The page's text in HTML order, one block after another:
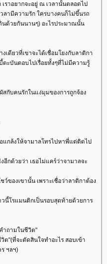
เราอยากจะอยู่ ณ เวลานั้นตลอดไป
ลามีความรัก ใครบางคนก็ไม่ขึ้นรถ
ด้วยกันนานๆ) อะไรประมาณนั้น
เดียวที่เขาจะได้เชื่อมโยงกับลาติกา
ตะบันตอบไปเรื่อยทั้งๆที่ไม่มีความรู้
กับคนรักในแง่มุมของการถูกจ้อง
กล้งให้จามาลโทรไปหาพี่แต่ติดไป
กด้วยว่า เธอไม่แคร์ว่าจามาลจะ
ของเขานั้น เพราะเชื่อว่าลาติกาต้อง
นี้โรแมนติกเป็นรอบสุดท้ายด้วยการ
ำถามในชีวิต"
ต"(ที่จะตัดสินใจทำอะไร สอบเข้า
ฯลฯ)